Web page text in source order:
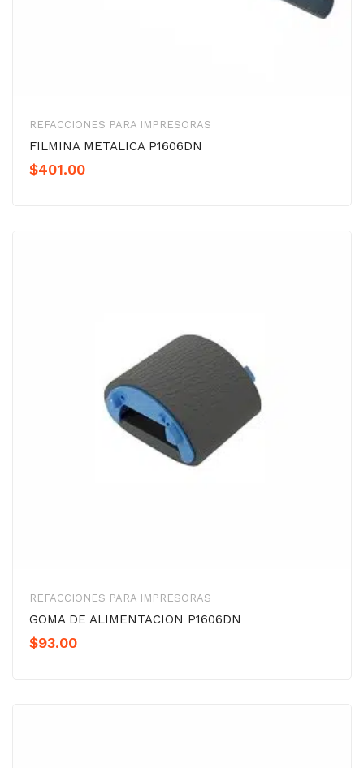
REFACCIONES PARA IMPRESORAS
FILMINA METALICA P1606DN
$401.00
REFACCIONES PARA IMPRESORAS
GOMA DE ALIMENTACION P1606DN
$93.00